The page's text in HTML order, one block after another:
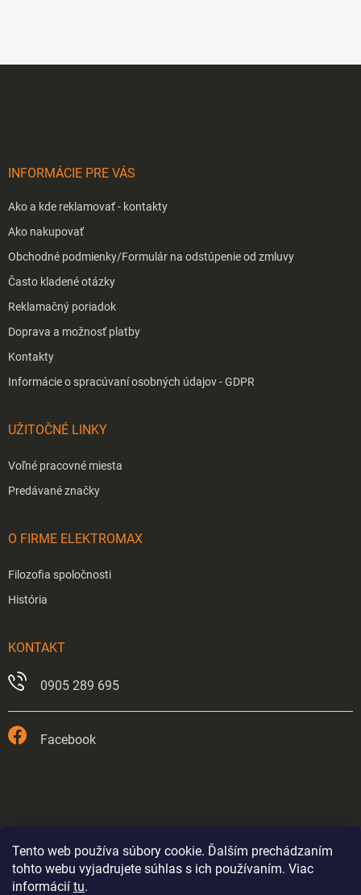
Tento web používa súbory cookie. Ďalším prechádzaním
tohto webu vyjadrujete súhlas s ich používaním. Viac
informácií tu.
INFORMÁCIE PRE VÁS
Ako a kde reklamovať - kontakty
Ako nakupovať
Obchodné podmienky/Formulár na odstúpenie od zmluvy
Často kladené otázky
Reklamačný poriadok
Doprava a možnosť platby
Kontakty
Informácie o spracúvaní osobných údajov - GDPR
UŽITOČNÉ LINKY
Voľné pracovné miesta
Predávané značky
O FIRME ELEKTROMAX
Filozofia spoločnosti
História
KONTAKT
0905 289 695
Facebook